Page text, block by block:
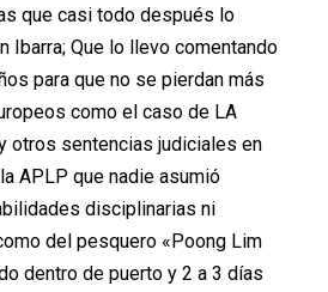
que casi todo después lo
Ibarra; Que lo llevo comentando
para que no se pierdan más
como el caso de LA
otros sentencias judiciales en
APLP que nadie asumió
disciplinarias ni
del pesquero «Poong Lim
dentro de puerto y 2 a 3 días